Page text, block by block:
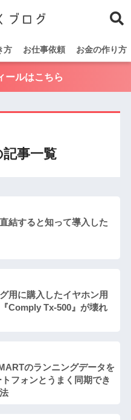
方 お仕事依頼 お金の作り方
ールはこちら
記事一覧
結すると知って導入した
用に購入したイヤホン用
Comply Tx-500』が壊れ
のランニングデータを
フォンとうまく同期でき